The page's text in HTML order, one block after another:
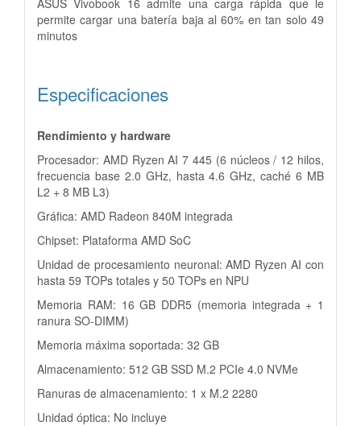
permite cargar una batería baja al 60% en tan solo 49
minutos
Especificaciones
Rendimiento y hardware
Procesador: AMD Ryzen AI 7 445 (6 núcleos / 12 hilos,
frecuencia base 2.0 GHz, hasta 4.6 GHz, caché 6 MB
L2 + 8 MB L3)
Gráfica: AMD Radeon 840M integrada
Chipset: Plataforma AMD SoC
Unidad de procesamiento neuronal: AMD Ryzen AI con
hasta 59 TOPs totales y 50 TOPs en NPU
Memoria RAM: 16 GB DDR5 (memoria integrada + 1
ranura SO-DIMM)
Memoria máxima soportada: 32 GB
Almacenamiento: 512 GB SSD M.2 PCIe 4.0 NVMe
Ranuras de almacenamiento: 1 x M.2 2280
Unidad óptica: No incluye